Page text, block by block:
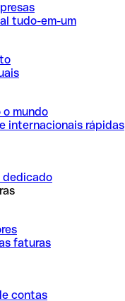
tudo-em-um
mundo
internacionais rápidas
dedicado
faturas
contas